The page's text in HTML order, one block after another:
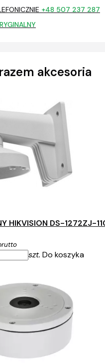
+48 507 237 287
akcesoria
UCHWYT ŚCIENNY HIKVISION
szt. Do koszyka